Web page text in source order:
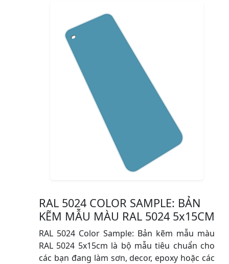
RAL 5024 COLOR SAMPLE: BẢN
KẼM MẪU MÀU RAL 5024 5x15CM
RAL 5024 Color Sample: Bản kẽm mẫu màu
RAL 5024 5x15cm là bộ mẫu tiêu chuẩn cho
các bạn đang làm sơn, decor, epoxy hoặc các